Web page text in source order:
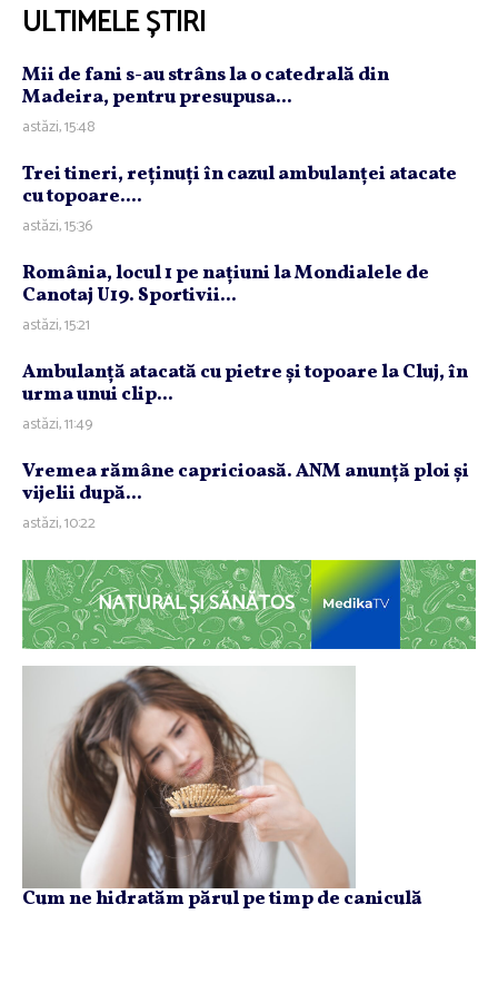
ULTIMELE ȘTIRI
Mii de fani s-au strâns la o catedrală din
Madeira, pentru presupusa...
astăzi, 15:48
Trei tineri, reţinuţi în cazul ambulanţei atacate
cu topoare....
astăzi, 15:36
România, locul 1 pe naţiuni la Mondialele de
Canotaj U19. Sportivii...
astăzi, 15:21
Ambulanţă atacată cu pietre şi topoare la Cluj, în
urma unui clip...
astăzi, 11:49
Vremea rămâne capricioasă. ANM anunţă ploi şi
vijelii după...
astăzi, 10:22
NATURAL ȘI SĂNĂTOS
Cum ne hidratăm părul pe timp de caniculă